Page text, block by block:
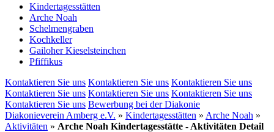
Kindertagesstätten
Arche Noah
Schelmengraben
Kochkeller
Gailoher Kieselsteinchen
Pfiffikus
Kontaktieren Sie uns Kontaktieren Sie uns Kontaktieren Sie uns
Kontaktieren Sie uns Kontaktieren Sie uns Kontaktieren Sie uns
Kontaktieren Sie uns Bewerbung bei der Diakonie
Diakonieverein Amberg e.V. » Kindertagesstätten » Arche Noah »
Aktivitäten » Arche Noah Kindertagesstätte - Aktivitäten Detail